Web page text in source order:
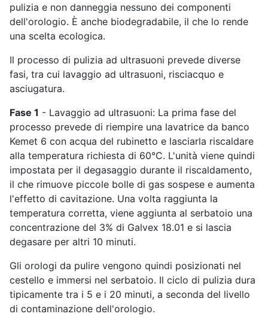
pulizia e non danneggia nessuno dei componenti
dell'orologio. È anche biodegradabile, il che lo rende
una scelta ecologica.
Il processo di pulizia ad ultrasuoni prevede diverse
fasi, tra cui lavaggio ad ultrasuoni, risciacquo e
asciugatura.
Fase 1 - Lavaggio ad ultrasuoni: La prima fase del
processo prevede di riempire una lavatrice da banco
Kemet 6 con acqua del rubinetto e lasciarla riscaldare
alla temperatura richiesta di 60°C. L'unità viene quindi
impostata per il degasaggio durante il riscaldamento,
il che rimuove piccole bolle di gas sospese e aumenta
l'effetto di cavitazione. Una volta raggiunta la
temperatura corretta, viene aggiunta al serbatoio una
concentrazione del 3% di Galvex 18.01 e si lascia
degasare per altri 10 minuti.
Gli orologi da pulire vengono quindi posizionati nel
cestello e immersi nel serbatoio. Il ciclo di pulizia dura
tipicamente tra i 5 e i 20 minuti, a seconda del livello
di contaminazione dell'orologio.